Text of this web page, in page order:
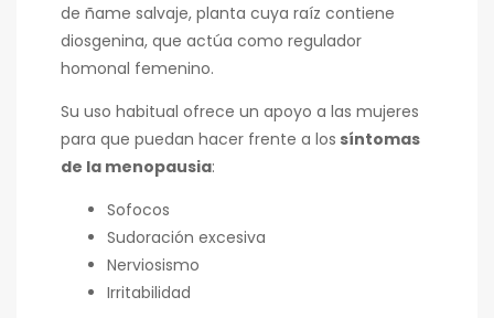
de ñame salvaje, planta cuya raíz contiene
diosgenina, que actúa como regulador
homonal femenino.
Su uso habitual ofrece un apoyo a las mujeres
para que puedan hacer frente a los síntomas
de la menopausia:
Sofocos
Sudoración excesiva
Nerviosismo
Irritabilidad